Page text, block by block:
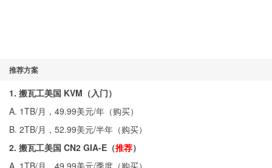
推荐方案
1. 搬瓦工美国 KVM（入门）
A. 1TB/月，49.99美元/年（购买）
B. 2TB/月，52.99美元/半年（购买）
2. 搬瓦工美国 CN2 GIA-E（推荐）
A. 1TB/月，49.99美元/季度（购买）